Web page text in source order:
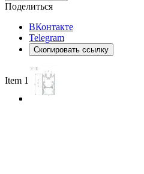
Поделиться
ВКонтакте
Telegram
Скопировать ссылку
Item 1 of 4